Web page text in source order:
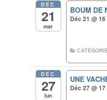
DÉC
21
mar
BOUM DE
Déc 21 @
DÉC
27
lun
UNE
Déc 27 @